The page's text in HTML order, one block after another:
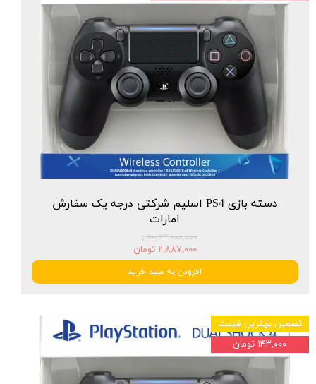
دسته بازی PS4 اسلیم شرکتی درجه یک سفارش
امارات
۳,۰۰۰,۰۰۰ تومان
۲,۸۸۷,۰۰۰ تومان
افزودن به سبد خرید
تضمین بهترین قیمت
۱۴۳,۰۰۰ تومان